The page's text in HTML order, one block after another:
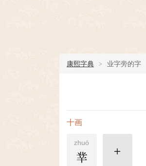
康熙字典 业字旁的字
十画
zhuó
丵 更多